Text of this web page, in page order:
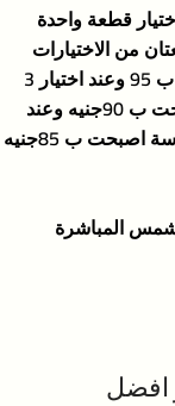
قطعة واحدة
قطعتان من الاختيارات
ستجد سعرهم 190جنيه اى ان الدواسة اصبحت ب 95 وعند اختيار 3
قطع ستجدهم ب 270 جنيه اى ان الدواسة اصبحت ب 90جنيه وعند
المباشرة
افضل